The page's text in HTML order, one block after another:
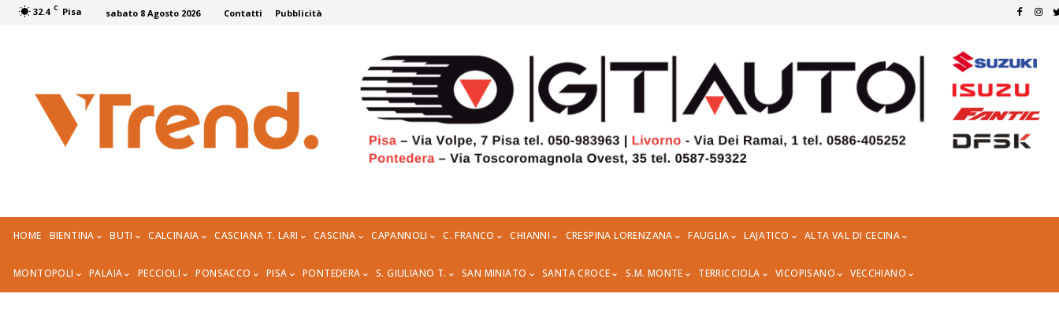
32.4 C Pisa sabato 8 Agosto 2026 Contatti Pubblicità
HOME BIENTINA BUTI CALCINAIA CASCIANA T. LARI CASCINA CAPANNOLI C. FRANCO CHIANNI CRESPINA LORENZANA FAUGLIA LAJATICO ALTA VAL DI CECINA
MONTOPOLI PALAIA PECCIOLI PONSACCO PISA PONTEDERA S. GIULIANO T. SAN MINIATO SANTA CROCE S.M. MONTE TERRICCIOLA VICOPISANO VECCHIANO